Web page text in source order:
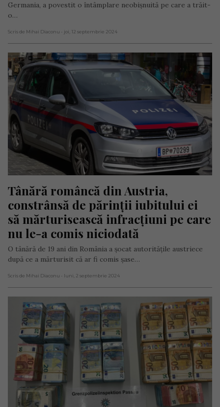
Germania, a povestit o întâmplare neobișnuită pe care a trăit-
o…
Scris de Mihai Diaconu - joi, 12 septembrie 2024
Tânără româncă din Austria,
constrânsă de părinții iubitului ei
să mărturisească infracțiuni pe care
nu le-a comis niciodată
O tânără de 19 ani din România a șocat autoritățile austriece
după ce a mărturisit că ar fi comis șase…
Scris de Mihai Diaconu - luni, 2 septembrie 2024